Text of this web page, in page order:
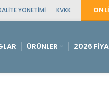
YÖNETIMI KVKK
ÜRÜNLER 2026